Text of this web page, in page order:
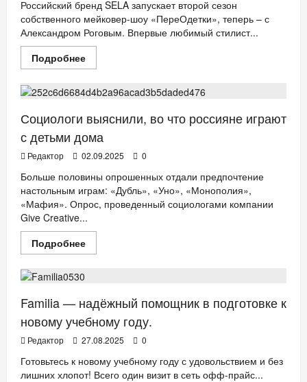
детей
3-
7
лет
Российский бренд SELA запускает второй сезон
собственного мейковер-шоу «ПереОдетки», теперь – с
Александром Роговым. Впервые любимый стилист...
ПодробнееПрочитать
больше
Рогов
против
SELA
запускает
второй
сезон
шоу
«ПереОдетки»
Социологи выяснили, во что россияне играют
с детьми дома
Редактор 02.09.2025 0
Больше половины опрошенных отдали предпочтение
настольным играм: «Дубль», «Уно», «Монополия»,
«Мафия». Опрос, проведенный социологами компании
Give Creative...
ПодробнееПрочитать
больше
что
россияне
играют
с
детьми
дома
ДЕТИ Мода
Familia — надёжный помощник в подготовке к
новому учебному году.
Редактор 27.08.2025 0
Готовьтесь к новому учебному году с удовольствием и без
лишних хлопот! Всего один визит в сеть офф-прайс...